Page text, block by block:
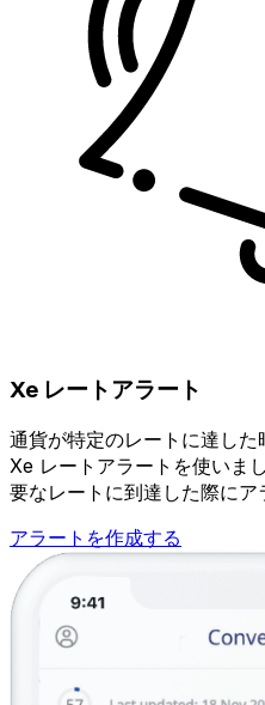
Xe レートアラート
通貨が特定のレートに達した
Xe レートアラートを使いま
要なレートに到達した際にア
アラートを作成する